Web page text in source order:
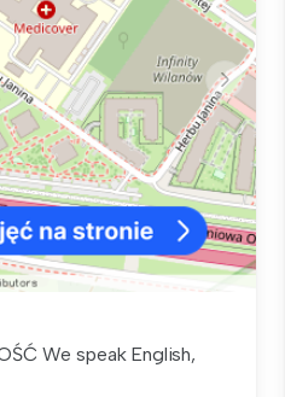
We speak English,